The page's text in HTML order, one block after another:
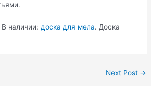
наличии: доска для мела. Доска
Next Post →